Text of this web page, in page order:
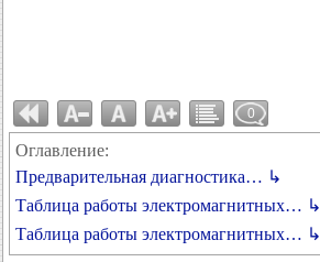
0
Оглавление:
Предварительная диагностика… ↳
Таблица работы электромагнитных… ↳
Таблица работы электромагнитных… ↳